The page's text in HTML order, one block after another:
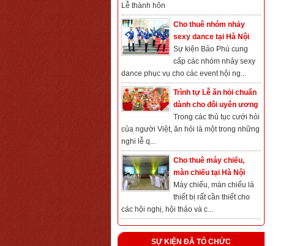
Lễ thành hôn
Cho thuê nhóm nhảy
sexy dance tại Hà Nội
Sự kiện Bảo Phú cung
cấp các nhóm nhảy sexy
dance phục vụ cho các event hội ng...
Trình tự Lễ ăn hỏi chuẩn
dành cho đôi uyên ương
Trong các thủ tục cưới hỏi
của người Việt, ăn hỏi là một trong những
nghi lễ q...
Cho thuê máy chiếu,
màn chiếu tại Hà Nội
Máy chiếu, màn chiếu là
thiết bị rất cần thiết cho
các hội nghị, hội thảo và c...
SỰ KIỆN ĐÃ TỔ CHỨC